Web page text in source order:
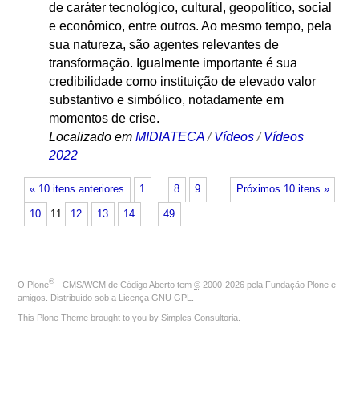
de caráter tecnológico, cultural, geopolítico, social
e econômico, entre outros. Ao mesmo tempo, pela
sua natureza, são agentes relevantes de
transformação. Igualmente importante é sua
credibilidade como instituição de elevado valor
substantivo e simbólico, notadamente em
momentos de crise.
Localizado em MIDIATECA /Vídeos /Vídeos
2022
« 10 itens anteriores Próximos 10 itens »
1 … 8 9
10 11 12 13 14 … 49
O Plone® - CMS/WCM de Código Aberto tem © 2000-2026 pela Fundação Plone e
amigos. Distribuído sob a Licença GNU GPL
This Plone Theme brought to you by Simples Consultoria